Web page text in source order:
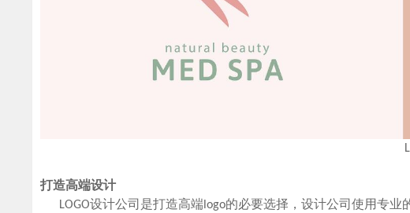
LOGO
打造高端设计
LOGO设计公司是打造高端logo的必要选择，设计公司使用专业